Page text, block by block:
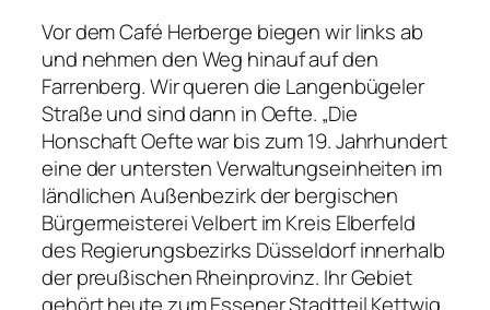
Vor dem Café Herberge biegen wir links ab
und nehmen den Weg hinauf auf den
Farrenberg. Wir queren die Langenbügeler
Straße und sind dann in Oefte. „Die
Honschaft Oefte war bis zum 19. Jahrhundert
eine der untersten Verwaltungseinheiten im
ländlichen Außenbezirk der bergischen
Bürgermeisterei Velbert im Kreis Elberfeld
des Regierungsbezirks Düsseldorf innerhalb
der preußischen Rheinprovinz. Ihr Gebiet
gehört heute zum Essener Stadtteil Kettwig.